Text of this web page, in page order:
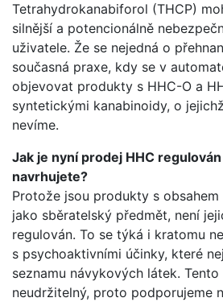
Tetrahydrokanabiforol (THCP)
silnější a potencionálně
uživatele. Že se nejedná o
současná praxe, kdy se v
objevovat produkty s HHC-O a
syntetickými kanabinoidy, o
nevíme.
Jak je nyní prodej HHC
navrhujete?
Protože jsou produkty s
jako sběratelský předmět, není
regulován. To se týká i kratomu
s psychoaktivními účinky, které
seznamu návykových látek.
neudržitelný, proto podporujeme